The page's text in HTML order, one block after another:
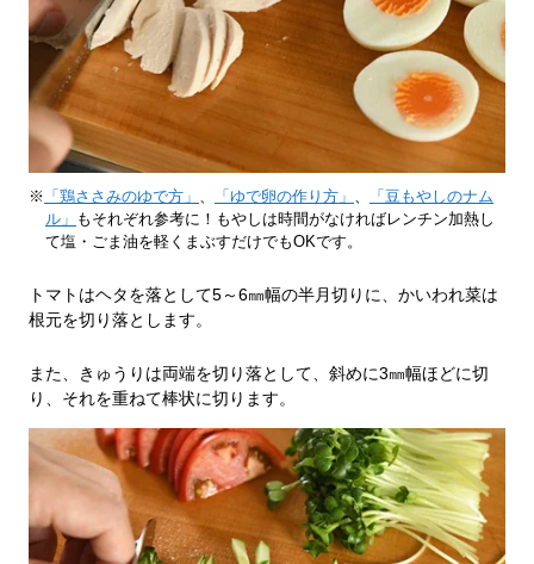
※ 「鶏ささみのゆで方」 「ゆで卵の作り方」
「豆もやしのナム
ル」 もそれぞれ参考に！もやしは時間がなければレンチン加熱し
て塩・ごま油を軽くまぶすだけでもOKです。
トマトはヘタを落として5～6㎜幅の半月切りに、かいわれ菜は
根元を切り落とします。
また、きゅうりは両端を切り落として、斜めに3㎜幅ほどに切
り、それを重ねて棒状に切ります。